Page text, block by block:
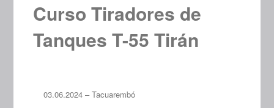
Curso Tiradores de
Tanques T-55 Tirán
03.06.2024 – Tacuarembó